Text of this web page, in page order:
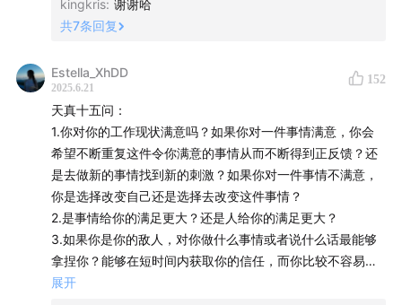
防火墙，怎么可以识别这些？）
6. 独自吃饭时，什么样的同性or异性来加入你，你会允许？
最好的状态，而最糟的，它是怎么发生的？
8. 如果有许愿就会实现的能力，会是关于自己的什么愿望？
9. 最喜欢vs最讨厌听到别人的评价是什么？
10. 最看重合作伙伴的什么品质？而对方一旦什么品质出
现，不管TA能力有多强，你就绝对不会
11. 如果还有3天离开世界，选择只能和谁待在一起？
12. 如果十年只能做一件事，每一天都不可以分开，时时刻刻
呆在一起的人，你会选择谁？
13. 如果回到过去任何一个时间点，让你改变一件事情，你
会回到什么时候改变什么事？
kingkris: 谢谢哈
共7条回复
Estella_XhDD
2025.6.21
152
天真十五问：
1.你对你的工作现状满意吗？如果你对一件事情满意，你会
希望不断重复这件令你满意的事情从而不断得到正反馈？还
是去做新的事情找到新的刺激？如果你对一件事情不满意，
你是选择改变自己还是选择去改变这件事情？
2.是事情给你的满足更大？还是人给你的满足更大？
3.如果你是你的敌人，对你做什么事情或者说什么话最能够
拿捏你？能够在短时间内获取你的信任，而你比较不容易发
现ta的潜在目的？也就是说，一个人如果刻意要骗你，或者
展开